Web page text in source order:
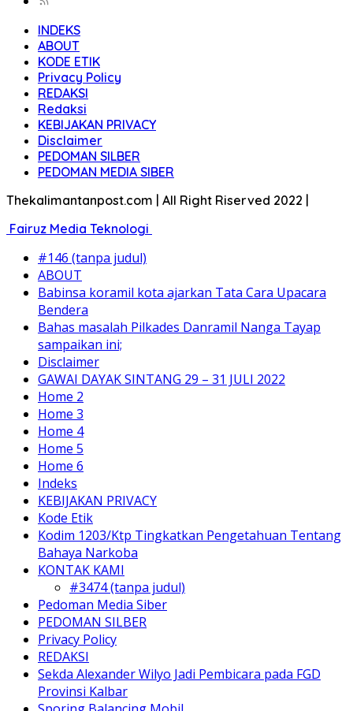
INDEKS
ABOUT
KODE ETIK
Privacy Policy
REDAKSI
Redaksi
KEBIJAKAN PRIVACY
Disclaimer
PEDOMAN SILBER
PEDOMAN MEDIA SIBER
Thekalimantanpost.com | All Right Riserved 2022 |
Fairuz Media Teknologi
#146 (tanpa judul)
ABOUT
Babinsa koramil kota ajarkan Tata Cara Upacara
Bendera
Bahas masalah Pilkades Danramil Nanga Tayap
sampaikan ini;
Disclaimer
GAWAI DAYAK SINTANG 29 – 31 JULI 2022
Home 2
Home 3
Home 4
Home 5
Home 6
Indeks
KEBIJAKAN PRIVACY
Kode Etik
Kodim 1203/Ktp Tingkatkan Pengetahuan Tentang
Bahaya Narkoba
KONTAK KAMI
#3474 (tanpa judul)
Pedoman Media Siber
PEDOMAN SILBER
Privacy Policy
REDAKSI
Sekda Alexander Wilyo Jadi Pembicara pada FGD
Provinsi Kalbar